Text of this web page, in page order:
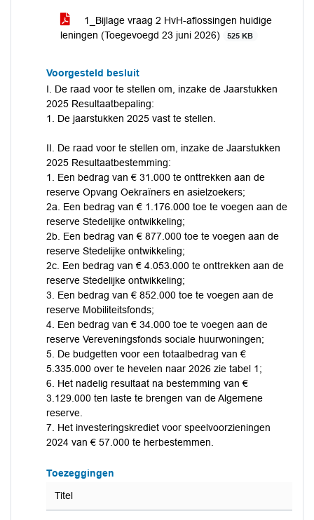
1_Bijlage vraag 2 HvH-aflossingen huidige
leningen (Toegevoegd 23 juni 2026)
525 KB
Voorgesteld besluit
I. De raad voor te stellen om, inzake de Jaarstukken
2025 Resultaatbepaling:
1. De jaarstukken 2025 vast te stellen.
II. De raad voor te stellen om, inzake de Jaarstukken
2025 Resultaatbestemming:
1. Een bedrag van € 31.000 te onttrekken aan de
reserve Opvang Oekraïners en asielzoekers;
2a. Een bedrag van € 1.176.000 toe te voegen aan de
reserve Stedelijke ontwikkeling;
2b. Een bedrag van € 877.000 toe te voegen aan de
reserve Stedelijke ontwikkeling;
2c. Een bedrag van € 4.053.000 te onttrekken aan de
reserve Stedelijke ontwikkeling;
3. Een bedrag van € 852.000 toe te voegen aan de
reserve Mobiliteitsfonds;
4. Een bedrag van € 34.000 toe te voegen aan de
reserve Vereveningsfonds sociale huurwoningen;
5. De budgetten voor een totaalbedrag van €
5.335.000 over te hevelen naar 2026 zie tabel 1;
6. Het nadelig resultaat na bestemming van €
3.129.000 ten laste te brengen van de Algemene
reserve.
7. Het investeringskrediet voor speelvoorzieningen
2024 van € 57.000 te herbestemmen.
Toezeggingen
Titel